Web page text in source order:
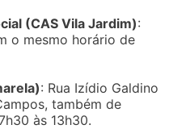
(CAS Vila Jardim):
o mesmo horário de
: Rua Izídio Galdino
também de
às 13h30.